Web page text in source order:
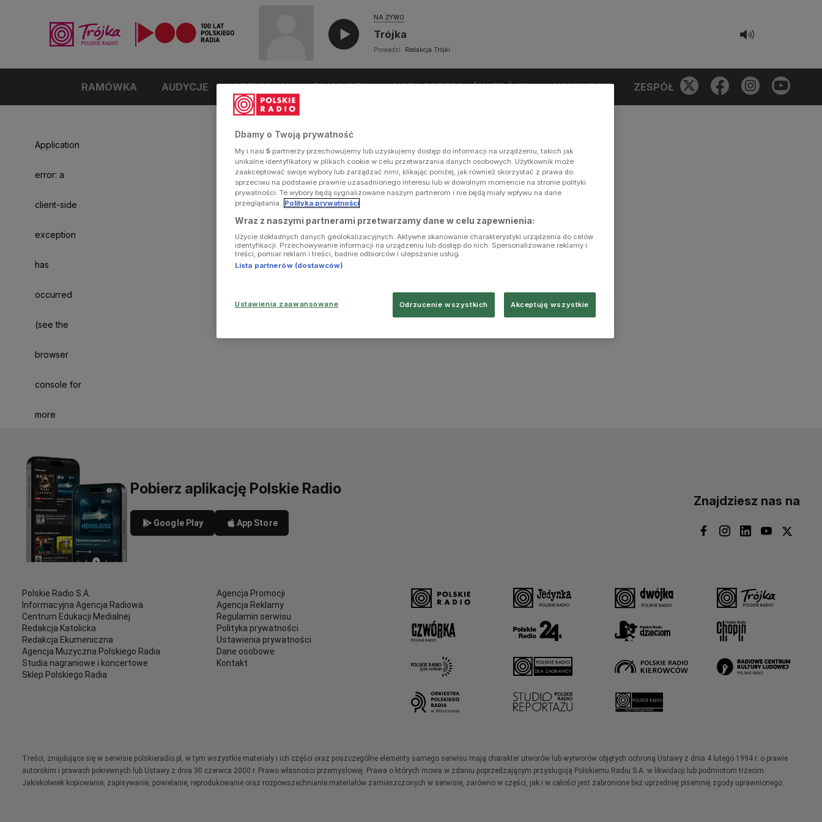
NA ŻYWO
Trójka
Prowadzi: Redakcja Trójki
RAMÓWKA AUDYCJE ARTYKUŁY PLAYLISTA LISTA PRZEBOJÓW TRÓJKI KONKURSY ZESPÓŁ
Application
error: a
client-side
exception
has
occurred
(see the
browser
console for
more
Pobierz aplikację Polskie Radio
Google Play App Store
Znajdziesz nas na
Polskie Radio S.A.
Informacyjna Agencja Radiowa
Centrum Edukacji Medialnej
Redakcja Katolicka
Redakcja Ekumeniczna
Agencja Muzyczna Polskiego Radia
Studia nagraniowe i koncertowe
Sklep Polskiego Radia
Agencja Promocji
Agencja Reklamy
Regulamin serwisu
Polityka prywatności
Ustawienia prywatności
Dane osobowe
Kontakt
Treści, znajdujące się w serwisie polskieradio.pl, w tym wszystkie materiały i ich części oraz poszczególne elementy samego serwisu mają charakter utworów lub wytworów objętych ochroną Ustawy z dnia 4 lutego 1994 r. o prawie
autorskim i prawach pokrewnych lub Ustawy z dnia 30 czerwca 2000 r. Prawo własności przemysłowej. Prawa o których mowa w zdaniu poprzedzającym przysługują Polskiemu Radiu S.A. w likwidacji lub podmiotom trzecim.
Jakiekolwiek kopiowanie, zapisywanie, powielanie, reprodukowanie oraz rozpowszechnianie materiałów zamieszczonych w serwisie, zarówno w części, jak i w całości jest zabronione bez uprzedniej pisemnej zgody uprawnionego.
Dbamy o Twoją prywatność
My i nasi 5 partnerzy przechowujemy lub uzyskujemy dostęp do informacji na urządzeniu, takich jak
unikalne identyfikatory w plikach cookie w celu przetwarzania danych osobowych. Użytkownik może
zaakceptować swoje wybory lub zarządzać nimi, klikając poniżej, jak również skorzystać z prawa do
sprzeciwu na podstawie prawnie uzasadnionego interesu lub w dowolnym momencie na stronie polityki
prywatności. Te wybory będą sygnalizowane naszym partnerom i nie będą miały wpływu na dane
przeglądania. Polityka prywatności
Wraz z naszymi partnerami przetwarzamy dane w celu zapewnienia:
Użycie dokładnych danych geolokalizacyjnych. Aktywne skanowanie charakterystyki urządzenia do celów
identyfikacji. Przechowywanie informacji na urządzeniu lub dostęp do nich. Spersonalizowane reklamy i
treści, pomiar reklam i treści, badnie odbiorców i ulepszanie usług.
Lista partnerów (dostawców)
Ustawienia zaawansowane Odrzucenie wszystkich Akceptuję wszystkie